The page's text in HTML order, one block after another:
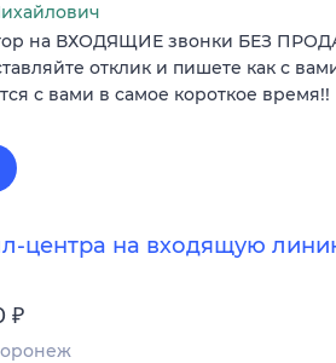
на ВХОДЯЩИЕ звонки БЕЗ
отклик и пишете как с
с вами в самое короткое время!!
центра на входящую
₽